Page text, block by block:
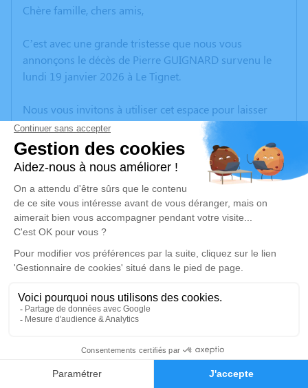
Faire-part Hommages
Chère famille, chers amis,
C’est avec une grande tristesse que nous vous
annonçons le décès de Pierre GUIGNARD survenu le
lundi 19 janvier 2026 à Le Tignet.
Nous vous invitons à utiliser cet espace pour laisser
vos condoléances, partager des photos souvenirs, une
anecdote ou exprimer vos pensées à travers des
poèmes ou des textes. Cet endroit est un lieu
d'expression dédié à honorer la mémoire de Pierre
GUIGNARD.
Un service de plantation d’arbre hommage est
disponible ici.
Je rends hommage
Cérémonie religieuse
Crématorium de Cannes
Chemin de la Plaine de Laval (La Bocca)